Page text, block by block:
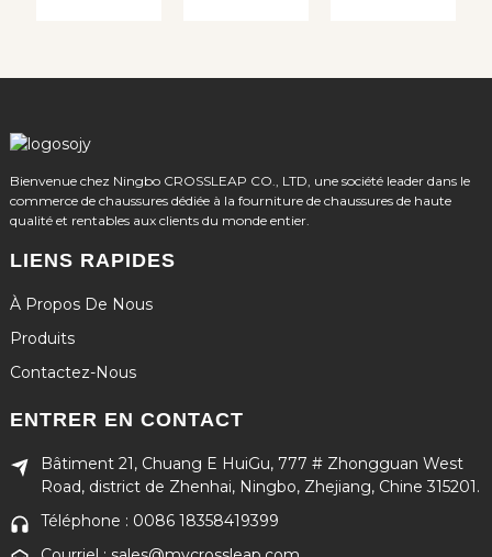
Bienvenue chez Ningbo CROSSLEAP CO., LTD, une société leader dans le
commerce de chaussures dédiée à la fourniture de chaussures de haute
qualité et rentables aux clients du monde entier.
LIENS RAPIDES
À Propos De Nous
Produits
Contactez-Nous
ENTRER EN CONTACT
Bâtiment 21, Chuang E HuiGu, 777 # Zhongguan West
Road, district de Zhenhai, Ningbo, Zhejiang, Chine 315201.
Téléphone : 0086 18358419399